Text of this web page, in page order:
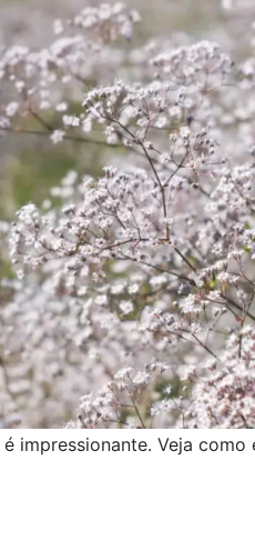
é impressionante. Veja